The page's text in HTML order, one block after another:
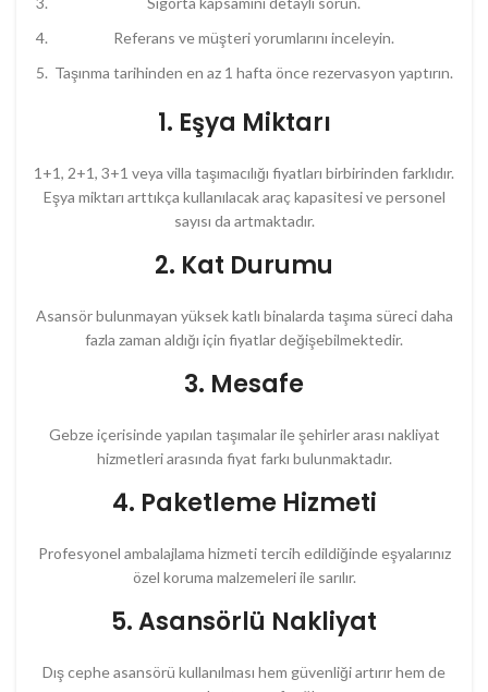
Referans ve müşteri yorumlarını inceleyin.
Taşınma tarihinden en az 1 hafta önce rezervasyon yaptırın.
1. Eşya Miktarı
1+1, 2+1, 3+1 veya villa taşımacılığı fiyatları birbirinden farklıdır.
Eşya miktarı arttıkça kullanılacak araç kapasitesi ve personel
sayısı da artmaktadır.
2. Kat Durumu
Asansör bulunmayan yüksek katlı binalarda taşıma süreci daha
fazla zaman aldığı için fiyatlar değişebilmektedir.
3. Mesafe
Gebze içerisinde yapılan taşımalar ile şehirler arası nakliyat
hizmetleri arasında fiyat farkı bulunmaktadır.
4. Paketleme Hizmeti
Profesyonel ambalajlama hizmeti tercih edildiğinde eşyalarınız
özel koruma malzemeleri ile sarılır.
5. Asansörlü Nakliyat
Dış cephe asansörü kullanılması hem güvenliği artırır hem de